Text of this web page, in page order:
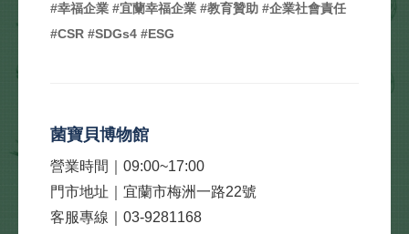
#幸福企業 #宜蘭幸福企業 #教育贊助 #企業社會責任
#CSR #SDGs4 #ESG
菌寶貝博物館
營業時間｜09:00~17:00
門市地址｜宜蘭市梅洲一路22號
客服專線｜03-9281168